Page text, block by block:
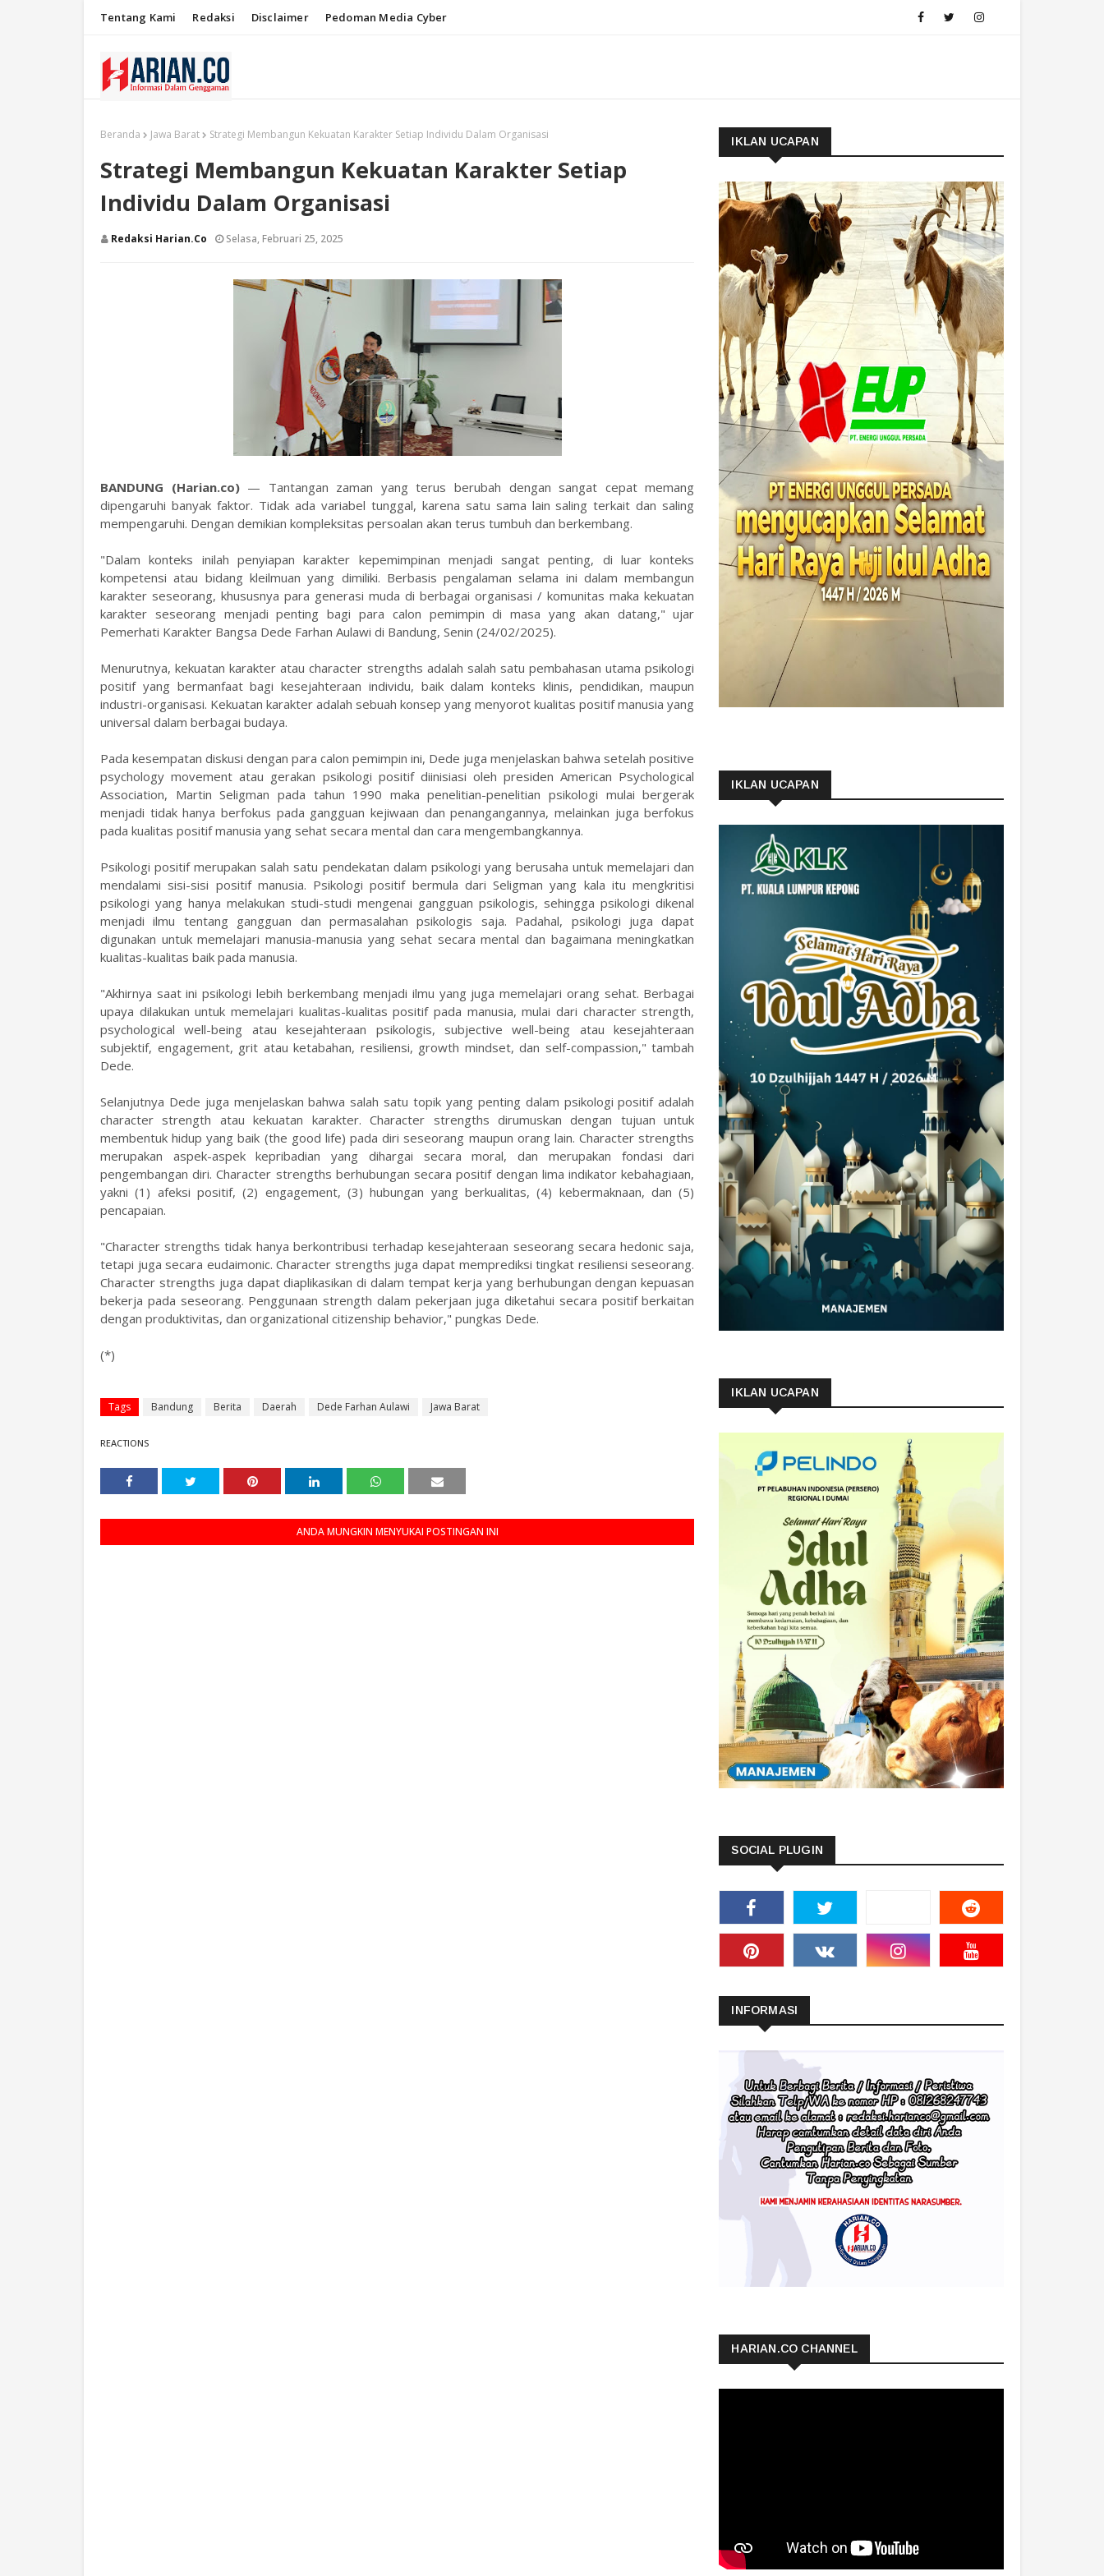
Tentang Kami Redaksi Disclaimer Pedoman Media Cyber
Beranda Jawa Barat Strategi Membangun Kekuatan Karakter Setiap Individu Dalam Organisasi
Strategi Membangun Kekuatan Karakter Setiap
Individu Dalam Organisasi
Redaksi Harian.co Selasa, Februari 25, 2025
BANDUNG (Harian.co) — Tantangan zaman yang terus berubah dengan sangat cepat memang
dipengaruhi banyak faktor. Tidak ada variabel tunggal, karena satu sama lain saling terkait dan saling
mempengaruhi. Dengan demikian kompleksitas persoalan akan terus tumbuh dan berkembang.
"Dalam konteks inilah penyiapan karakter kepemimpinan menjadi sangat penting, di luar konteks
kompetensi atau bidang kleilmuan yang dimiliki. Berbasis pengalaman selama ini dalam membangun
karakter seseorang, khususnya para generasi muda di berbagai organisasi / komunitas maka kekuatan
karakter seseorang menjadi penting bagi para calon pemimpin di masa yang akan datang," ujar
Pemerhati Karakter Bangsa Dede Farhan Aulawi di Bandung, Senin (24/02/2025).
Menurutnya, kekuatan karakter atau character strengths adalah salah satu pembahasan utama psikologi
positif yang bermanfaat bagi kesejahteraan individu, baik dalam konteks klinis, pendidikan, maupun
industri-organisasi. Kekuatan karakter adalah sebuah konsep yang menyorot kualitas positif manusia yang
universal dalam berbagai budaya.
Pada kesempatan diskusi dengan para calon pemimpin ini, Dede juga menjelaskan bahwa setelah positive
psychology movement atau gerakan psikologi positif diinisiasi oleh presiden American Psychological
Association, Martin Seligman pada tahun 1990 maka penelitian-penelitian psikologi mulai bergerak
menjadi tidak hanya berfokus pada gangguan kejiwaan dan penangangannya, melainkan juga berfokus
pada kualitas positif manusia yang sehat secara mental dan cara mengembangkannya.
Psikologi positif merupakan salah satu pendekatan dalam psikologi yang berusaha untuk memelajari dan
mendalami sisi-sisi positif manusia. Psikologi positif bermula dari Seligman yang kala itu mengkritisi
psikologi yang hanya melakukan studi-studi mengenai gangguan psikologis, sehingga psikologi dikenal
menjadi ilmu tentang gangguan dan permasalahan psikologis saja. Padahal, psikologi juga dapat
digunakan untuk memelajari manusia-manusia yang sehat secara mental dan bagaimana meningkatkan
kualitas-kualitas baik pada manusia.
"Akhirnya saat ini psikologi lebih berkembang menjadi ilmu yang juga memelajari orang sehat. Berbagai
upaya dilakukan untuk memelajari kualitas-kualitas positif pada manusia, mulai dari character strength,
psychological well-being atau kesejahteraan psikologis, subjective well-being atau kesejahteraan
subjektif, engagement, grit atau ketabahan, resiliensi, growth mindset, dan self-compassion," tambah
Dede.
Selanjutnya Dede juga menjelaskan bahwa salah satu topik yang penting dalam psikologi positif adalah
character strength atau kekuatan karakter. Character strengths dirumuskan dengan tujuan untuk
membentuk hidup yang baik (the good life) pada diri seseorang maupun orang lain. Character strengths
merupakan aspek-aspek kepribadian yang dihargai secara moral, dan merupakan fondasi dari
pengembangan diri. Character strengths berhubungan secara positif dengan lima indikator kebahagiaan,
yakni (1) afeksi positif, (2) engagement, (3) hubungan yang berkualitas, (4) kebermaknaan, dan (5)
pencapaian.
"Character strengths tidak hanya berkontribusi terhadap kesejahteraan seseorang secara hedonic saja,
tetapi juga secara eudaimonic. Character strengths juga dapat memprediksi tingkat resiliensi seseorang.
Character strengths juga dapat diaplikasikan di dalam tempat kerja yang berhubungan dengan kepuasan
bekerja pada seseorang. Penggunaan strength dalam pekerjaan juga diketahui secara positif berkaitan
dengan produktivitas, dan organizational citizenship behavior," pungkas Dede.
(*)
Tags Bandung Berita Daerah Dede Farhan Aulawi Jawa Barat
REACTIONS
ANDA MUNGKIN MENYUKAI POSTINGAN INI
IKLAN UCAPAN
IKLAN UCAPAN
IKLAN UCAPAN
SOCIAL PLUGIN
INFORMASI
HARIAN.CO CHANNEL